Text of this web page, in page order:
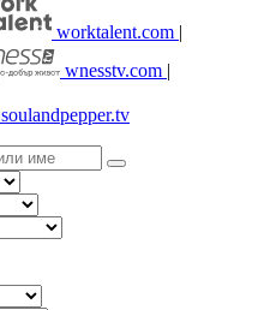
worktalent.com |
wnesstv.com |
soulandpepper.tv